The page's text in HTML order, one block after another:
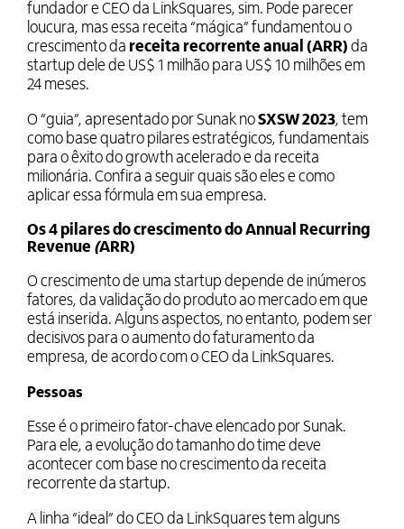
fundador e CEO da LinkSquares, sim. Pode parecer
loucura, mas essa receita “mágica” fundamentou o
crescimento da receita recorrente anual (ARR) da
startup dele de US$ 1 milhão para US$ 10 milhões em
24 meses.
O “guia”, apresentado por Sunak noSXSW 2023, tem
como base quatro pilares estratégicos, fundamentais
para o êxito do growth acelerado e da receita
milionária. Confira a seguir quais são eles e como
aplicar essa fórmula em sua empresa.
Os 4 pilares do crescimento do Annual Recurring
Revenue (ARR)
O crescimento de uma startup depende de inúmeros
fatores, da validação do produto ao mercado em que
está inserida. Alguns aspectos, no entanto, podem ser
decisivos para o aumento do faturamento da
empresa, de acordo com o CEO da LinkSquares.
Pessoas
Esse é o primeiro fator-chave elencado por Sunak.
Para ele, a evolução do tamanho do time deve
acontecer com base no crescimento da receita
recorrente da startup.
A linha “ideal” do CEO da LinkSquares tem alguns